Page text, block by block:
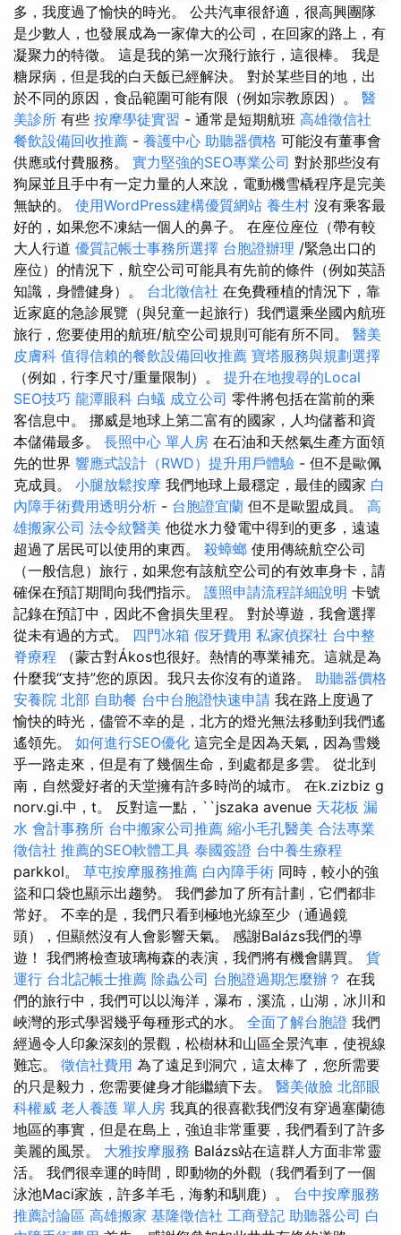
多，我度過了愉快的時光。 公共汽車很舒適，很高興團隊
是少數人，也發展成為一家偉大的公司，在回家的路上，有
凝聚力的特徵。 這是我的第一次飛行旅行，這很棒。 我是
糖尿病，但是我的白天飯已經解決。 對於某些目的地，出
於不同的原因，食品範圍可能有限（例如宗教原因）。 醫
美診所 有些 按摩學徒實習 - 通常是短期航班 高雄徵信社
餐飲設備回收推薦 - 養護中心 助聽器價格 可能沒有董事會
供應或付費服務。 實力堅強的SEO專業公司 對於那些沒有
狗屎並且手中有一定力量的人來說，電動機雪橇程序是完美
無缺的。 使用WordPress建構優質網站 養生村 沒有乘客最
好的，如果您不凍結一個人的鼻子。 在座位座位（帶有較
大人行道 優質記帳士事務所選擇 台胞證辦理 /緊急出口的
座位）的情況下，航空公司可能具有先前的條件（例如英語
知識，身體健身）。 台北徵信社 在免費種植的情況下，靠
近家庭的急診展覽（與兒童一起旅行）我們還乘坐國內航班
旅行，您要使用的航班/航空公司規則可能有所不同。 醫美
皮膚科 值得信賴的餐飲設備回收推薦 寶塔服務與規劃選擇
（例如，行李尺寸/重量限制）。 提升在地搜尋的Local
SEO技巧 龍潭眼科 白蟻 成立公司 零件將包括在當前的乘
客信息中。 挪威是地球上第二富有的國家，人均儲蓄和資
本儲備最多。 長照中心 單人房 在石油和天然氣生產方面領
先的世界 響應式設計（RWD）提升用戶體驗 - 但不是歐佩
克成員。 小腿放鬆按摩 我們地球上最穩定，最佳的國家 白
內障手術費用透明分析 - 台胞證宜蘭 但不是歐盟成員。 高
雄搬家公司 法令紋醫美 他從水力發電中得到的更多，遠遠
超過了居民可以使用的東西。 殺蟑螂 使用傳統航空公司
（一般信息）旅行，如果您有該航空公司的有效車身卡，請
確保在預訂期間向我們指示。 護照申請流程詳細說明 卡號
記錄在預訂中，因此不會損失里程。 對於導遊，我會選擇
從未有過的方式。 四門冰箱 假牙費用 私家偵探社 台中整
脊療程
（蒙古對Ákos也很好。熱情的專業補充。這就是為
什麼我“支持”您的原因。我只去你沒有的道路。 助聽器價格
安養院 北部 自助餐 台中台胞證快速申請 我在路上度過了
愉快的時光，儘管不幸的是，北方的燈光無法移動到我們遙
遙領先。 如何進行SEO優化 這完全是因為天氣，因為雪幾
乎一路走來，但是有了幾個生命，到處都是多雲。 從北到
南，自然愛好者的天堂擁有許多時尚的城市。 在k.zizbiz g
norv.gi.中，t。 反對這一點，``jszaka avenue 天花板 漏
水 會計事務所 台中搬家公司推薦 縮小毛孔醫美 合法專業
徵信社 推薦的SEO軟體工具 泰國簽證 台中養生療程
parkkol。 草屯按摩服務推薦 白內障手術 同時，較小的強
盜和口袋也顯示出趨勢。 我們參加了所有計劃，它們都非
常好。 不幸的是，我們只看到極地光線至少（通過鏡
頭），但顯然沒有人會影響天氣。 感謝Balázs我們的導
遊！ 我們將檢查玻璃梅森的表演，我們將有機會購買。 貨
運行 台北記帳士推薦 除蟲公司 台胞證過期怎麼辦？ 在我
們的旅行中，我們可以以海洋，瀑布，溪流，山湖，冰川和
峽灣的形式學習幾乎每種形式的水。 全面了解台胞證 我們
經過令人印象深刻的景觀，松樹林和山區全景汽車，使視線
難忘。 徵信社費用 為了遠足到洞穴，這太棒了，您所需要
的只是毅力，您需要健身才能繼續下去。 醫美做臉 北部眼
科權威 老人養護 單人房 我真的很喜歡我們沒有穿過塞蘭德
地區的事實，但是在島上，強迫非常重要，我們看到了許多
美麗的風景。 大雅按摩服務 Balázs站在這群人方面非常靈
活。 我們很幸運的時間，即動物的外觀（我們看到了一個
泳池Maci家族，許多羊毛，海豹和馴鹿）。 台中按摩服務
推薦討論區 高雄搬家 基隆徵信社 工商登記 助聽器公司 白